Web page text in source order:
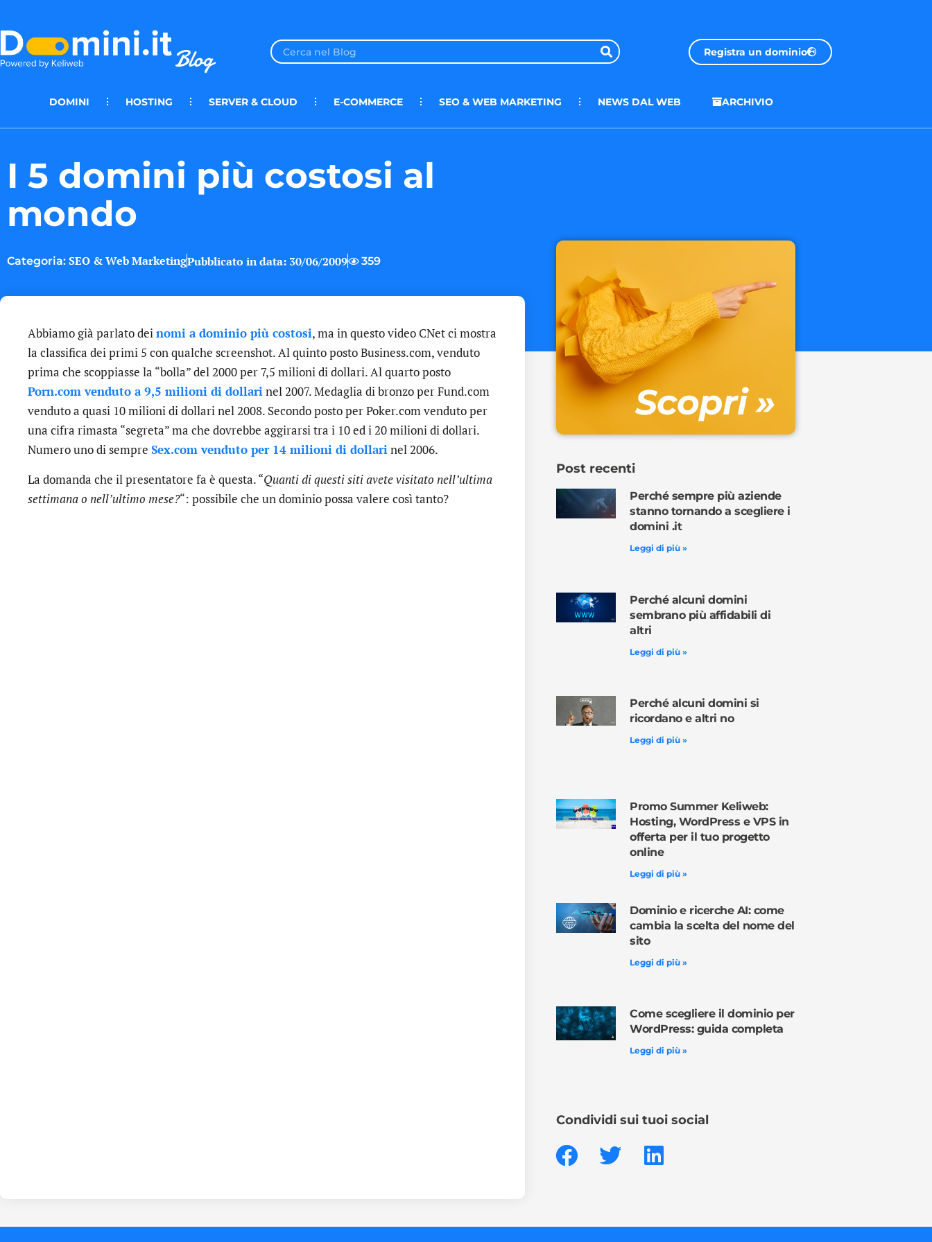
Registra un dominio
DOMINI HOSTING SERVER & CLOUD E-COMMERCE SEO & WEB MARKETING NEWS DAL WEB ARCHIVIO
I 5 domini più costosi al
mondo
Categoria: SEO & Web MarketingPubblicato in data: 30/06/2009 359
Abbiamo già parlato deinomi a dominio più costosi, ma in questo video CNet ci mostra
la classifica dei primi 5 con qualche screenshot. Al quinto posto Business.com, venduto
prima che scoppiasse la “bolla” del 2000 per 7,5 milioni di dollari. Al quarto posto
Porn.com venduto a 9,5 milioni di dollarinel 2007. Medaglia di bronzo per Fund.com
venduto a quasi 10 milioni di dollari nel 2008. Secondo posto per Poker.com venduto per
una cifra rimasta “segreta” ma che dovrebbe aggirarsi tra i 10 ed i 20 milioni di dollari.
Numero uno di sempre Sex.com venduto per 14 milioni di dollarinel 2006.
La domanda che il presentatore fa è questa. “Quanti di questi siti avete visitato nell’ultima
settimana o nell’ultimo mese?“: possibile che un dominio possa valere così tanto?
Scopri »
Post recenti
Perché sempre più aziende
stanno tornando a scegliere i
domini .it
Leggi di più »
Perché alcuni domini
sembrano più affidabili di
altri
Leggi di più »
Perché alcuni domini si
ricordano e altri no
Leggi di più »
Promo Summer Keliweb:
Hosting, WordPress e VPS in
offerta per il tuo progetto
online
Leggi di più »
Dominio e ricerche AI: come
cambia la scelta del nome del
sito
Leggi di più »
Come scegliere il dominio per
WordPress: guida completa
Leggi di più »
Condividi sui tuoi social